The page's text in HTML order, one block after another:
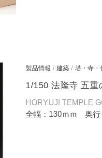
製品情報 / 建築 / 塔・寺・
1/150 法隆寺 五重
HORYUJI TEMPLE
全幅：130ｍｍ 奥